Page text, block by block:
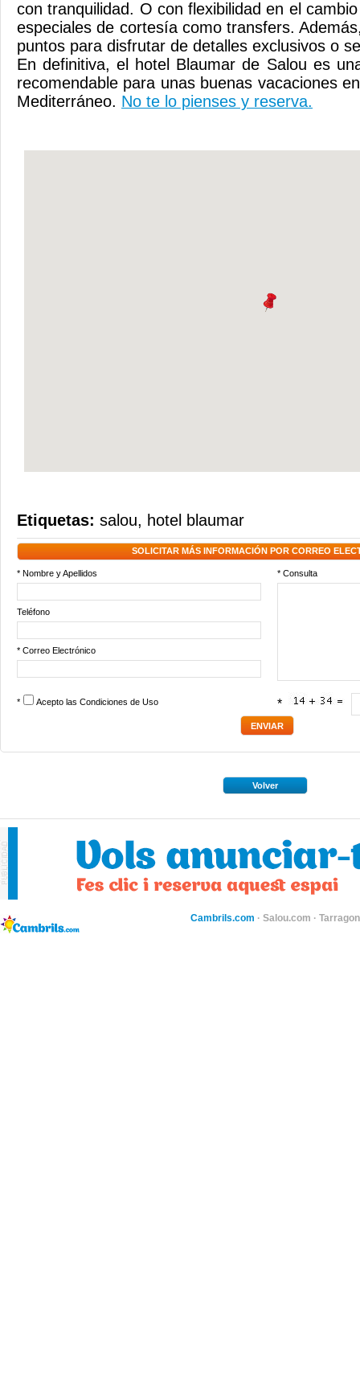
con tranquilidad. O con flexibilidad en el
especiales de cortesía como transfers.
puntos para disfrutar de detalles exclusivos o
En definitiva, el hotel Blaumar de Salou es
recomendable para unas buenas vacaciones
Mediterráneo. No te lo pienses y reserva.
Etiquetas: salou, hotel blaumar
SOLICITAR MÁS INFORMACIÓN POR CORREO
* Nombre y Apellidos * Consulta
Teléfono
* Correo Electrónico
* Acepto las Condiciones de Uso *
Volver
Cambrils.com · Salou.com ·